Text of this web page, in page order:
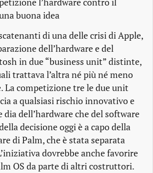
l’hardware contro il
buona idea
di una delle crisi di Apple,
dell’hardware e del
in due “business unit” distinte,
trattava l’altra né più né meno
La competizione tre le due unit
a qualsiasi rischio innovativo e
dia dell’hardware che del software
decisione oggi è a capo della
di Palm, che è stata separata
dovrebbe anche favorire
OS da parte di altri costruttori.